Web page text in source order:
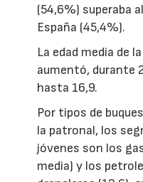
(54,6%) superaba
España (45,4%).
La edad media de
aumentó, durante
hasta 16,9.
Por tipos de
la patronal, los
jóvenes son los
media) y los